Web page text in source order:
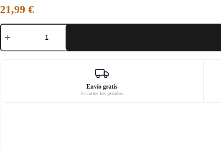
21,99 €
Funda
para
y
–
regaliz
cantidad
Envío gratis
En todos los pedidos